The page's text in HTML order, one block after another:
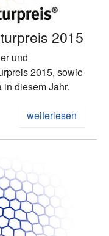
2015
und
2015, sowie
diesem Jahr.
weiterlesen